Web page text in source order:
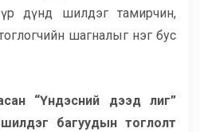
дүнд шилдэг тамирчин,
шагналыг нэг бус
“Үндэсний дээд лиг”
шилдэг багуудын тоглолт